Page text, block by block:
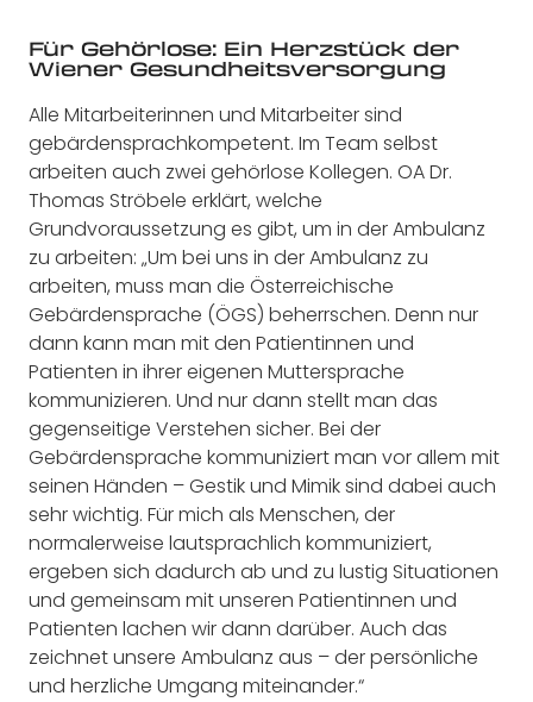
Für Gehörlose: Ein Herzstück der
Wiener Gesundheitsversorgung
Alle Mitarbeiterinnen und Mitarbeiter sind
gebärdensprachkompetent. Im Team selbst
arbeiten auch zwei gehörlose Kollegen. OA Dr.
Thomas Ströbele erklärt, welche
Grundvoraussetzung es gibt, um in der Ambulanz
zu arbeiten: „Um bei uns in der Ambulanz zu
arbeiten, muss man die Österreichische
Gebärdensprache (ÖGS) beherrschen. Denn nur
dann kann man mit den Patientinnen und
Patienten in ihrer eigenen Muttersprache
kommunizieren. Und nur dann stellt man das
gegenseitige Verstehen sicher. Bei der
Gebärdensprache kommuniziert man vor allem mit
seinen Händen – Gestik und Mimik sind dabei auch
sehr wichtig. Für mich als Menschen, der
normalerweise lautsprachlich kommuniziert,
ergeben sich dadurch ab und zu lustig Situationen
und gemeinsam mit unseren Patientinnen und
Patienten lachen wir dann darüber. Auch das
zeichnet unsere Ambulanz aus – der persönliche
und herzliche Umgang miteinander.“